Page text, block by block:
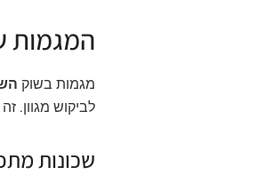
המגמות
מגמות בשוק
לביקוש מגוון.
שכונות